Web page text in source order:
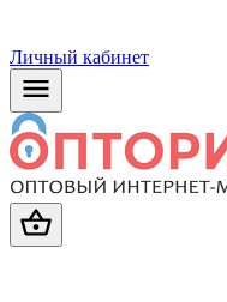
Личный кабинет